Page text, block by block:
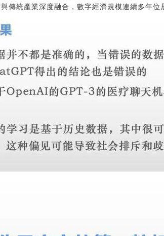
傳統產業深度融合，數字經濟規模連續多年